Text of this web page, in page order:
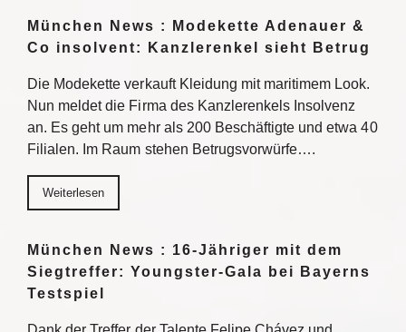
München News : Modekette Adenauer &
Co insolvent: Kanzlerenkel sieht Betrug
Die Modekette verkauft Kleidung mit maritimem Look.
Nun meldet die Firma des Kanzlerenkels Insolvenz
an. Es geht um mehr als 200 Beschäftigte und etwa 40
Filialen. Im Raum stehen Betrugsvorwürfe….
Weiterlesen
München News : 16-Jähriger mit dem
Siegtreffer: Youngster-Gala bei Bayerns
Testspiel